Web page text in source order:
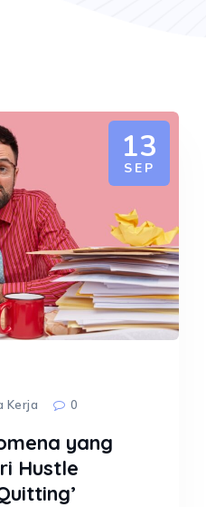
13
SEP
Kerja
0
yang
Hustle